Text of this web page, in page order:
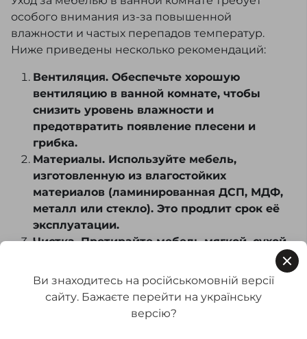
особого внимания из-за повышенной
влажности и частых перепадов температур.
Ниже приведены несколько рекомендаций:
Вентиляция. Обеспечьте хорошую
вентиляцию в ванной комнате, чтобы
снизить уровень влажности и
предотвратить появление плесени и
грибка.
Материалы. Используйте мебель,
изготовленную из влагостойких
материалов (ламинированная ДСП, МДФ,
металл или стекло). Это продлит срок её
эксплуатации.
Чистка. Протирайте мебель мягкой, сухой
агрессивных моющих средств, которые
могут повредить поверхность.
Защита от воды. При протечках или
Ви знаходитесь на російськомовній версії
сайту. Бажаєте перейти на українську
версію?